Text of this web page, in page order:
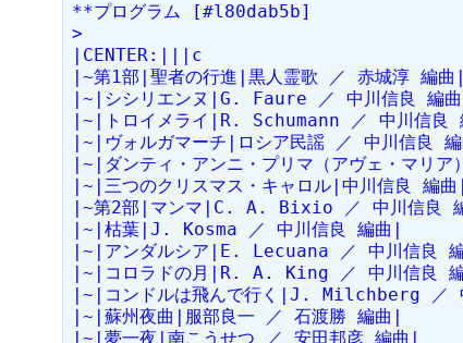
**プログラム [#l80dab5b]
>
|CENTER:|||c
|~第1部|聖者の行進|黒人霊歌 ／ 赤城淳 編曲|
|~|シシリエンヌ|G. Faure ／ 中川信良 編曲|
|~|トロイメライ|R. Schumann ／ 中川信良
|~|ヴォルガマーチ|ロシア民謡 ／ 中川信良 編
|~|ダンティ・アンニ・プリマ（アヴェ・マ
|~|三つのクリスマス・キャロル|中川信良 編曲|
|~第2部|マンマ|C. A. Bixio ／ 中川信良
|~|枯葉|J. Kosma ／ 中川信良 編曲|
|~|アンダルシア|E. Lecuana ／ 中川信良
|~|コロラドの月|R. A. King ／ 中川信良 編
|~|コンドルは飛んで行く|J. Milchberg ／
|~|蘇州夜曲|服部良一 ／ 石渡勝 編曲|
|~|夢一夜|南こうせつ ／ 安田邦彦 編曲|